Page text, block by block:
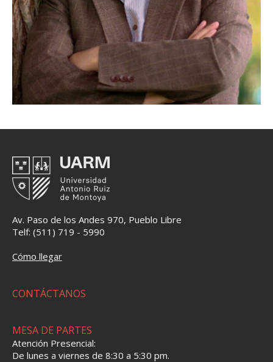
Av. Paso de los Andes 970, Pueblo Libre
Telf: (511) 719 - 5990
Cómo llegar
CONTÁCTANOS
MESA DE PARTES
Atención Presencial:
De lunes a viernes de 8:30 a 5:30 pm.